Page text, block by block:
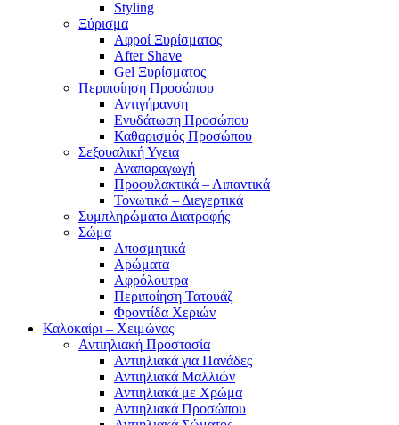
Styling
Ξύρισμα
Αφροί Ξυρίσματος
After Shave
Gel Ξυρίσματος
Περιποίηση Προσώπου
Αντιγήρανση
Ενυδάτωση Προσώπου
Καθαρισμός Προσώπου
Σεξουαλική Υγεια
Αναπαραγωγή
Προφυλακτικά – Λιπαντικά
Τονωτικά – Διεγερτικά
Συμπληρώματα Διατροφής
Σώμα
Αποσμητικά
Αρώματα
Αφρόλουτρα
Περιποίηση Τατουάζ
Φροντίδα Χεριών
Καλοκαίρι – Χειμώνας
Αντιηλιακή Προστασία
Αντιηλιακά για Πανάδες
Αντιηλιακά Μαλλιών
Αντιηλιακά με Χρώμα
Αντιηλιακά Προσώπου